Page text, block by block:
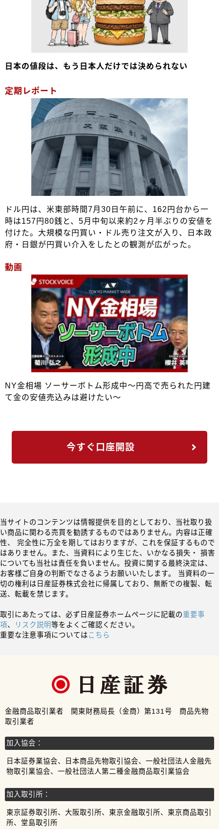
日本の値段は、もう日本人だけでは決められない
定期レポート
ドル円は、米東部時間7月30日午前に、162円台から一
時は157円80銭と、5月中旬以来約2ヶ月半ぶりの安値を
付けた。大規模な円買い・ドル売り注文が入り、日本政
府・日銀が円買い介入をしたとの観測が広がった。
動画
NY金相場 ソーサーボトム形成中～円高で売られた円建
て金の安値売込みは避けたい～
今すぐ口座開設
当サイトのコンテンツは情報提供を目的としており、当社取り扱
い商品に関わる売買を勧誘するものではありません。内容は正確
性、 完全性に万全を期してはおりますが、これを保証するもので
はありません。また、当資料により生じた、いかなる損失・ 損害
についても当社は責任を負いません。投資に関する最終決定は、
お客様ご自身の判断でなさるようお願いいたします。 当資料の一
切の権利は日産証券株式会社に帰属しており、無断での複製、転
送、転載を禁じます。
取引にあたっては、必ず日産証券ホームページに記載の重要事
項、 リスク説明等をよくご確認ください。
重要な注意事項についてはこちら
金融商品取引業者 関東財務局長（金商）第131号 商品先物
取引業者
加入協会：
日本証券業協会、日本商品先物取引協会、一般社団法人金融先
物取引業協会、一般社団法人第二種金融商品取引業協会
加入取引所：
東京証券取引所、大阪取引所、東京金融取引所、東京商品取引
所、堂島取引所